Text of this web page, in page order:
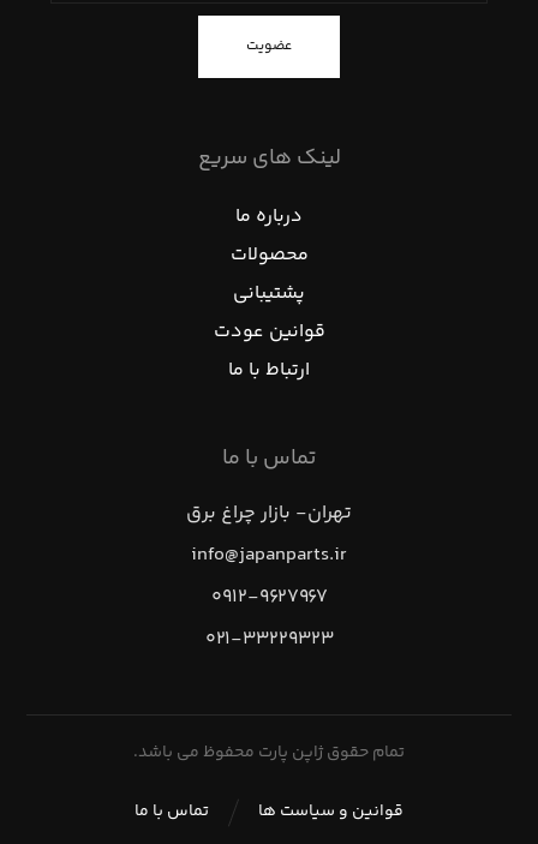
عضویت
لینک های سریع
درباره ما
محصولات
پشتیبانی
قوانین عودت
ارتباط با ما
تماس با ما
تهران- بازار چراغ برق
info@japanparts.ir
۰۹۱۲-۹۶۲۷۹۶۷
۰۲۱-۳۳۲۲۹۳۲۳
تمام حقوق ژاپن پارت محفوظ می باشد.
تماس با ما قوانین و سیاست ها